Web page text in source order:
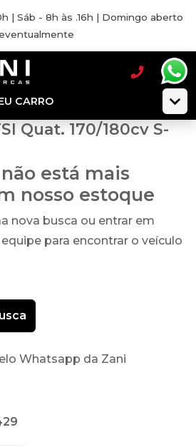
| Sáb - 8h às .16h | Domingo aberto
CARRO
Quat. 170/180cv S-
está mais
nosso estoque
nova busca ou entrar em
para encontrar o veículo
Whatsapp da Zani